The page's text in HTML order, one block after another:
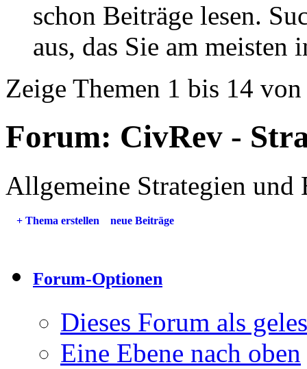
schon Beiträge lesen.
aus, das Sie am meisten
Zeige Themen 1 bis 14
Forum: CivRev -
Allgemeine Strategien und
+ Thema erstellen neue Beiträge
Forum-Optionen
Dieses Forum als
Eine Ebene nach oben